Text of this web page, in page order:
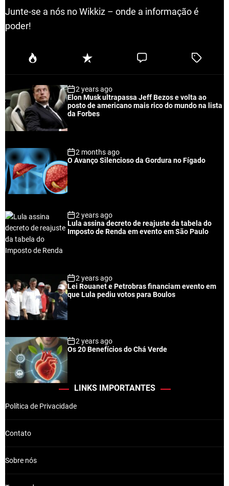
Junte-se a nós no Wikkiz – onde a informação é
poder!
P
u
a
r
R
e
n
t
C
e
T
e
2 years ago
Elon Musk ultrapassa Jeff Bezos e volta ao
posto de americano mais rico do mundo na lista
da Forbes
2 months ago
O Avanço Silencioso da Gordura no Fígado
2 years ago
Lula assina decreto de reajuste da tabela do
Imposto de Renda em evento em São Paulo
2 years ago
Lei Rouanet e Petrobras financiam evento em
que Lula pediu votos para Boulos
2 years ago
Os 20 Benefícios do Chá Verde
LINKS IMPORTANTES
Política de Privacidade
Contato
Sobre nós